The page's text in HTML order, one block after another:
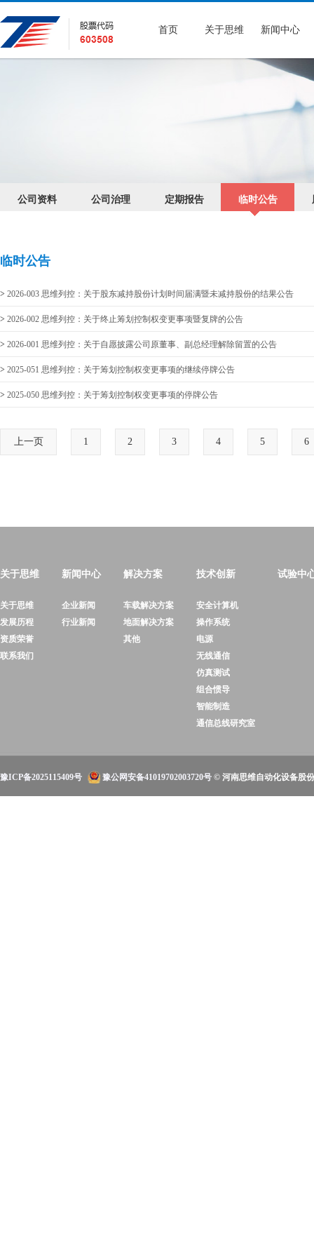
首页 关于思维 新闻中心
公司资料 公司治理 定期报告 临时公告
临时公告
> 2026-003 思维列控：关于股东减持股份计划时间届满暨未减持股份的结果公告
> 2026-002 思维列控：关于终止筹划控制权变更事项暨复牌的公告
> 2026-001 思维列控：关于自愿披露公司原董事、副总经理解除留置的公告
> 2025-051 思维列控：关于筹划控制权变更事项的继续停牌公告
> 2025-050 思维列控：关于筹划控制权变更事项的停牌公告
上一页 1 2 3 4 5 6
关于思维
关于思维
发展历程
资质荣誉
联系我们
新闻中心
企业新闻
行业新闻
解决方案
车载解决方案
地面解决方案
其他
技术创新
安全计算机
操作系统
电源
无线通信
仿真测试
组合惯导
智能制造
通信总线研究室
试验中
豫ICP备2025115409号 豫公网安备41019702003720号 © 河南思维自动化设备股